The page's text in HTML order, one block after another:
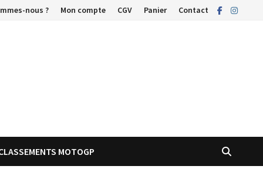
nous ? Mon compte CGV Panier Contact
MOTOGP